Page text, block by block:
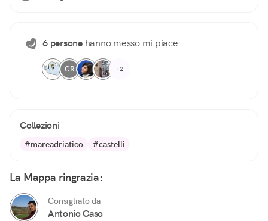
6 personehanno messo mi piace
CR +2
Collezioni
#mareadriatico #castelli
La Mappa ringrazia:
Consigliato da
Antonio Caso